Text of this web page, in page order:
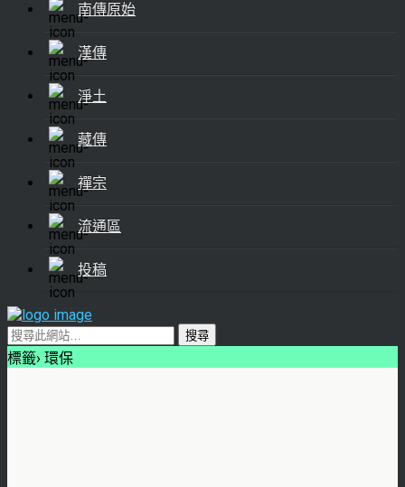
南傳原始
漢傳
淨土
藏傳
禪宗
流通區
投稿
標籤› 環保